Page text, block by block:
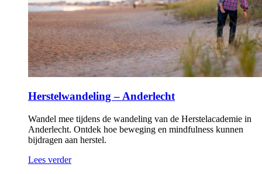
Herstelwandeling – Anderlecht
Wandel mee tijdens de wandeling van de Herstelacademie in
Anderlecht. Ontdek hoe beweging en mindfulness kunnen
bijdragen aan herstel.
Lees verder